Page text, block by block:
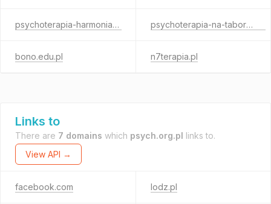
psychoterapia-harmonia.pl psychoterapia-na-taborze.pl
bono.edu.pl n7terapia.pl
Links to
There are 7 domains which psych.org.pl links to.
View API →
facebook.com lodz.pl